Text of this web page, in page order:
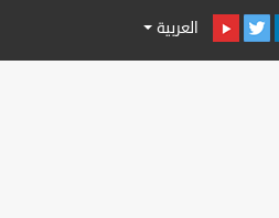
العربية